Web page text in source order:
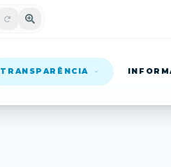
TRANSPARÊNCIA